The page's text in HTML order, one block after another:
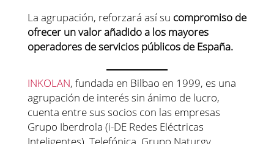
La agrupación, reforzará así su compromiso de
ofrecer un valor añadido a los mayores
operadores de servicios públicos de España.
INKOLAN, fundada en Bilbao en 1999, es una
agrupación de interés sin ánimo de lucro,
cuenta entre sus socios con las empresas
Grupo Iberdrola (i-DE Redes Eléctricas